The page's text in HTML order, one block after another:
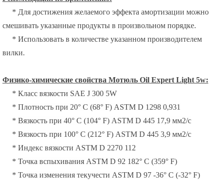
* Для достижения желаемого эффекта амортизации можно
смешивать указанные продукты в произвольном порядке.
* Использовать в количестве указанном производителем
вилки.
Физико-химические свойства Мотюль Oil Expert Light 5w:
* Класс вязкости SAE J 300 5W
* Плотность при 20° С (68° F) ASTM D 1298 0,931
* Вязкость при 40° С (104° F) ASTM D 445 17,9 мм2/с
* Вязкость при 100° С (212° F) ASTM D 445 3,9 мм2/с
* Индекс вязкости ASTM D 2270 112
* Точка вспыхивания ASTM D 92 182° C (359° F)
* Точка изменения текучести ASTM D 97 -36° C (-32° F)